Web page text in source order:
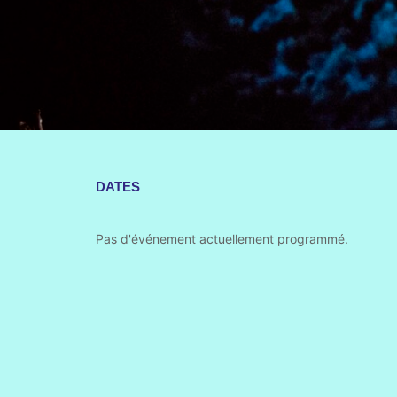
DATES
Pas d'événement actuellement programmé.